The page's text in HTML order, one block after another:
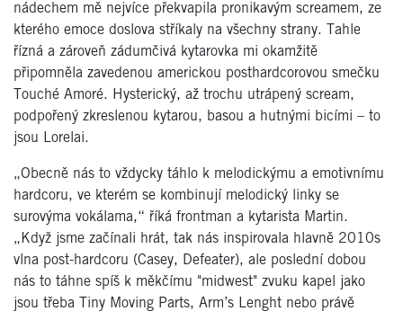
nádechem mě nejvíce překvapila pronikavým screamem, ze
kterého emoce doslova stříkaly na všechny strany. Tahle
řízná a zároveň zádumčivá kytarovka mi okamžitě
připomněla zavedenou americkou posthardcorovou smečku
Touché Amoré. Hysterický, až trochu utrápený scream,
podpořený zkreslenou kytarou, basou a hutnými bicími – to
jsou Lorelai.
„Obecně nás to vždycky táhlo k melodickýmu a emotivnímu
hardcoru, ve kterém se kombinují melodický linky se
surovýma vokálama,“ říká frontman a kytarista Martin.
„Když jsme začínali hrát, tak nás inspirovala hlavně 2010s
vlna post-hardcoru (Casey, Defeater), ale poslední dobou
nás to táhne spíš k měkčímu "midwest" zvuku kapel jako
jsou třeba Tiny Moving Parts, Arm’s Lenght nebo právě